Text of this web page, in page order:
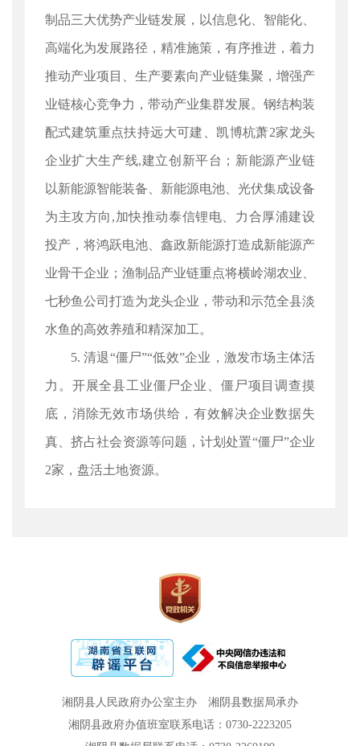
制品三大优势产业链发展，以信息化、智能化、
高端化为发展路径，精准施策，有序推进，着力
推动产业项目、生产要素向产业链集聚，增强产
业链核心竞争力，带动产业集群发展。钢结构装
配式建筑重点扶持远大可建、凯博杭萧2家龙头
企业扩大生产线,建立创新平台；新能源产业链
以新能源智能装备、新能源电池、光伏集成设备
为主攻方向,加快推动泰信锂电、力合厚浦建设
投产，将鸿跃电池、鑫政新能源打造成新能源产
业骨干企业；渔制品产业链重点将横岭湖农业、
七秒鱼公司打造为龙头企业，带动和示范全县淡
水鱼的高效养殖和精深加工。
5. 清退“僵尸”“低效”企业，激发市场主体活
力。开展全县工业僵尸企业、僵尸项目调查摸
底，消除无效市场供给，有效解决企业数据失
真、挤占社会资源等问题，计划处置“僵尸”企业
2家，盘活土地资源。
湘阴县人民政府办公室主办
湘阴县数据局承办
湘阴县政府办值班室联系电话：0730-2223205